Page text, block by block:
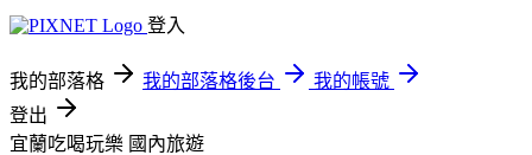
登入
我的部落格 我的部落格後台
我的帳號
登出
宜蘭吃喝玩樂 國內旅遊